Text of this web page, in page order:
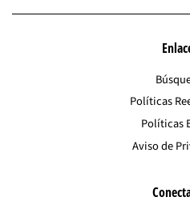
Políticas
Políticas
Aviso de